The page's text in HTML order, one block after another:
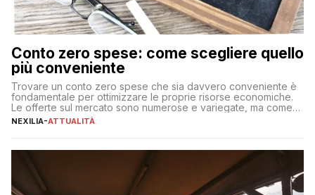
Conto zero spese: come scegliere quello
più conveniente
Trovare un conto zero spese che sia davvero conveniente è
fondamentale per ottimizzare le proprie risorse economiche.
Le offerte sul mercato sono numerose e variegate, ma come
individuare quella più adatta alle proprie esigenze senza
sul […]
NEXILIA-ATTUALITÀ